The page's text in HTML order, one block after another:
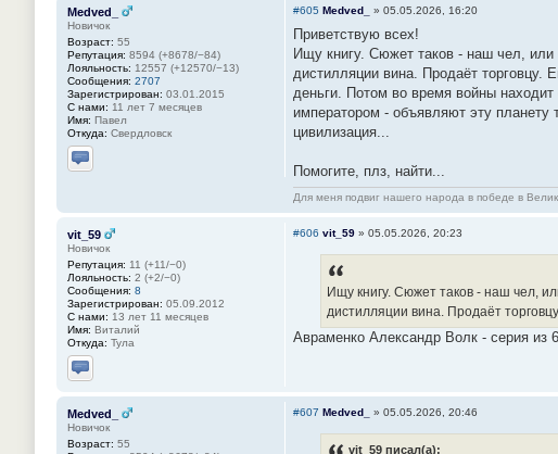
Medved_
Новичок
Возраст: 55
Репутация: 8594 (+8678/−84)
Лояльность: 12557 (+12570/−13)
Сообщения: 2707
Зарегистрирован: 03.01.2015
С нами: 11 лет 7 месяцев
Имя: Павел
Откуда: Свердловск
Отправить личное сообщение
#605 Medved_ » 05.05.2026, 16:20
Приветствую всех!
Ищу книгу. Сюжет таков - наш чел, или
дистилляции вина. Продаёт торговцу.
деньги. Потом во время войны
императором - объявляют эту планету
цивилизация...
Помогите, плз, найти...
Для меня подвиг нашего народа в победе в
vit_59
Новичок
Репутация: 11 (+11/−0)
Лояльность: 2 (+2/−0)
Сообщения: 8
Зарегистрирован: 05.09.2012
С нами: 13 лет 11 месяцев
Имя: Виталий
Откуда: Тула
Отправить личное сообщение
#606 vit_59 » 05.05.2026, 20:23
Ищу книгу. Сюжет таков - наш чел,
дистилляции вина. Продаёт
Авраменко Александр Волк - серия из
Medved_
Новичок
Возраст: 55
#607 Medved_ » 05.05.2026, 20:46
vit_59 писал(а):